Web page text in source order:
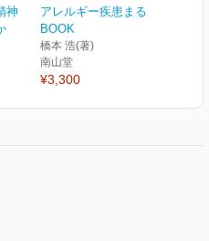
神
アレルギー疾患まるわかり
BOOK
橋本 浩(著)
南山堂
¥3,300